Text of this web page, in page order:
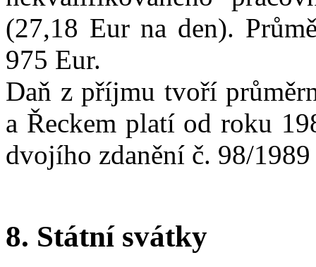
(27,18 Eur na den).
975 Eur.
Daň z příjmu tvoří
a Řeckem platí od roku
dvojího zdanění č. 98/1989
8. Státní svátky